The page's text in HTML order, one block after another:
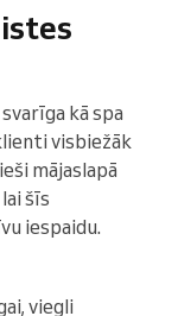
kā spa
visbiežāk
mājaslapā
šīs
iespaidu.
viegli